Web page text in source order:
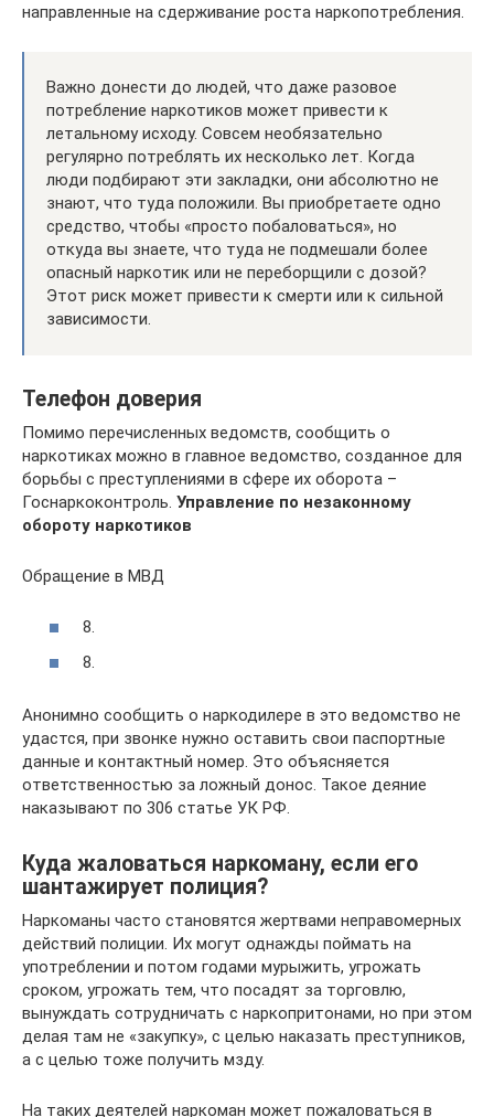
направленные на сдерживание роста наркопотребления.
Важно донести до людей, что даже разовое
потребление наркотиков может привести к
летальному исходу. Совсем необязательно
регулярно потреблять их несколько лет. Когда
люди подбирают эти закладки, они абсолютно не
знают, что туда положили. Вы приобретаете одно
средство, чтобы «просто побаловаться», но
откуда вы знаете, что туда не подмешали более
опасный наркотик или не переборщили с дозой?
Этот риск может привести к смерти или к сильной
зависимости.
Телефон доверия
Помимо перечисленных ведомств, сообщить о
наркотиках можно в главное ведомство, созданное для
борьбы с преступлениями в сфере их оборота –
Госнаркоконтроль. Управление по незаконному
обороту наркотиков
Обращение в МВД
8.
8.
Анонимно сообщить о наркодилере в это ведомство не
удастся, при звонке нужно оставить свои паспортные
данные и контактный номер. Это объясняется
ответственностью за ложный донос. Такое деяние
наказывают по 306 статье УК РФ.
Куда жаловаться наркоману, если его
шантажирует полиция?
Наркоманы часто становятся жертвами неправомерных
действий полиции. Их могут однажды поймать на
употреблении и потом годами мурыжить, угрожать
сроком, угрожать тем, что посадят за торговлю,
вынуждать сотрудничать с наркопритонами, но при этом
делая там не «закупку», с целью наказать преступников,
а с целью тоже получить мзду.
На таких деятелей наркоман может пожаловаться в